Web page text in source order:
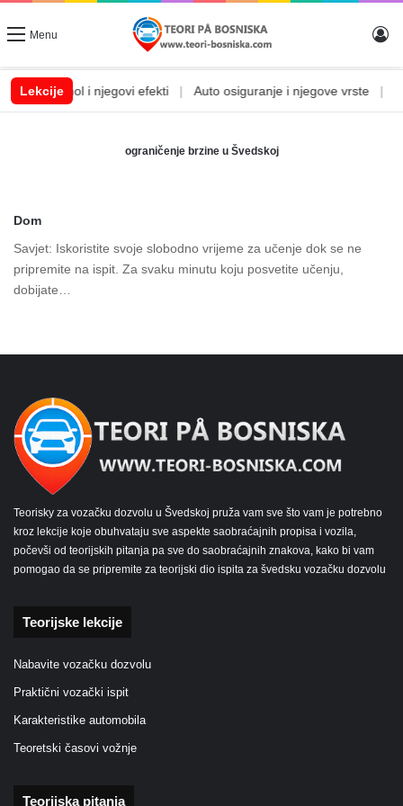
Menu
Lekcije
| Alkohol i njegovi efekti Auto osiguranje i njegove vrste
ograničenje brzine u Švedskoj
Dom
Savjet: Iskoristite svoje slobodno vrijeme za učenje dok se ne
pripremite na ispit. Za svaku minutu koju posvetite učenju,
dobijate…
Teorisky za vozačku dozvolu u Švedskoj pruža vam sve što vam je potrebno
kroz lekcije koje obuhvataju sve aspekte saobraćajnih propisa i vozila,
počevši od teorijskih pitanja pa sve do saobraćajnih znakova, kako bi vam
pomogao da se pripremite za teorijski dio ispita za švedsku vozačku dozvolu
Teorijske lekcije
Nabavite vozačku dozvolu
Praktični vozački ispit
Karakteristike automobila
Teoretski časovi vožnje
Teorijska pitanja